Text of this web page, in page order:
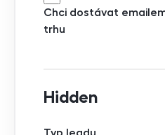
Chci dostávat
trhu
Hidden